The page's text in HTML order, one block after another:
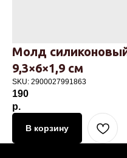
Молд
9,3×6×1,9 см
SKU: 2900027991863
190
р.
В корзину